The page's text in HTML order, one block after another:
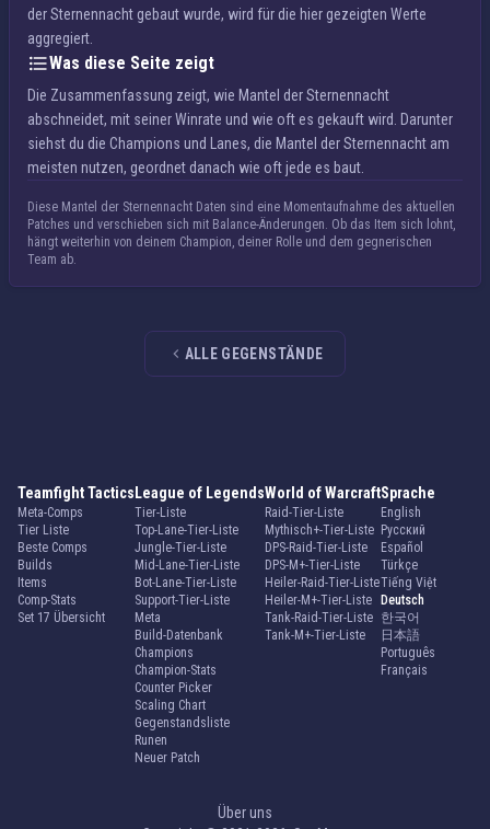
der Sternennacht gebaut wurde, wird für die hier gezeigten Werte
aggregiert.
Was diese Seite zeigt
Die Zusammenfassung zeigt, wie Mantel der Sternennacht
abschneidet, mit seiner Winrate und wie oft es gekauft wird. Darunter
siehst du die Champions und Lanes, die Mantel der Sternennacht am
meisten nutzen, geordnet danach wie oft jede es baut.
Diese Mantel der Sternennacht Daten sind eine Momentaufnahme des aktuellen
Patches und verschieben sich mit Balance-Änderungen. Ob das Item sich lohnt,
hängt weiterhin von deinem Champion, deiner Rolle und dem gegnerischen
Team ab.
ALLE GEGENSTÄNDE
Teamfight Tactics
Meta-Comps
Tier Liste
Beste Comps
Builds
Items
Comp-Stats
Set 17 Übersicht
League of Legends
Tier-Liste
Top-Lane-Tier-Liste
Jungle-Tier-Liste
Mid-Lane-Tier-Liste
Bot-Lane-Tier-Liste
Support-Tier-Liste
Meta
Build-Datenbank
Champions
Champion-Stats
Counter Picker
Scaling Chart
Gegenstandsliste
Runen
Neuer Patch
World of Warcraft
Raid-Tier-Liste
Mythisch+-Tier-Liste
DPS-Raid-Tier-Liste
DPS-M+-Tier-Liste
Heiler-Raid-Tier-Liste
Heiler-M+-Tier-Liste
Tank-Raid-Tier-Liste
Tank-M+-Tier-Liste
Sprache
English
Русский
Español
Türkçe
Tiếng Việt
Deutsch
한국어
日本語
Português
Français
Über uns